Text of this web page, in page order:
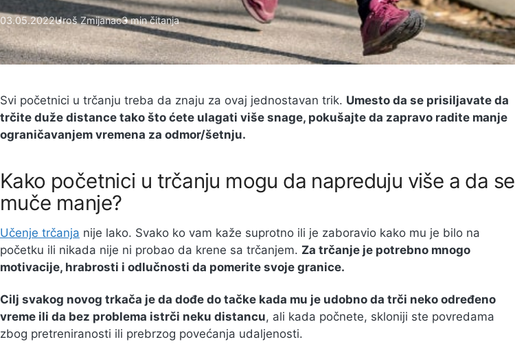
03.05.2022Uroš Zmijanac3 min čitanja
Svi početnici u trčanju treba da znaju za ovaj jednostavan trik. Umesto da se prisiljavate da
trčite duže distance tako što ćete ulagati više snage, pokušajte da zapravo radite manje
ograničavanjem vremena za odmor/šetnju.
Kako početnici u trčanju mogu da napreduju više a da se
muče manje?
Učenje trčanja nije lako. Svako ko vam kaže suprotno ili je zaboravio kako mu je bilo na
početku ili nikada nije ni probao da krene sa trčanjem. Za trčanje je potrebno mnogo
motivacije, hrabrosti i odlučnosti da pomerite svoje granice.
Cilj svakog novog trkača je da dođe do tačke kada mu je udobno da trči neko određeno
vreme ili da bez problema istrči neku distancu, ali kada počnete, skloniji ste povredama
zbog pretreniranosti ili prebrzog povećanja udaljenosti.